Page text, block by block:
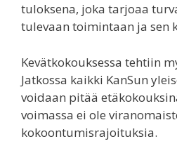
tuloksena, joka tarjoaa
tulevaan toimintaan ja sen
Kevätkokouksessa tehtiin
Jatkossa kaikki KanSun
voidaan pitää
voimassa ei ole
kokoontumisrajoituksia.